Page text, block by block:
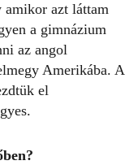
amikor azt láttam
a gimnázium
az angol
Amerikába. A
el